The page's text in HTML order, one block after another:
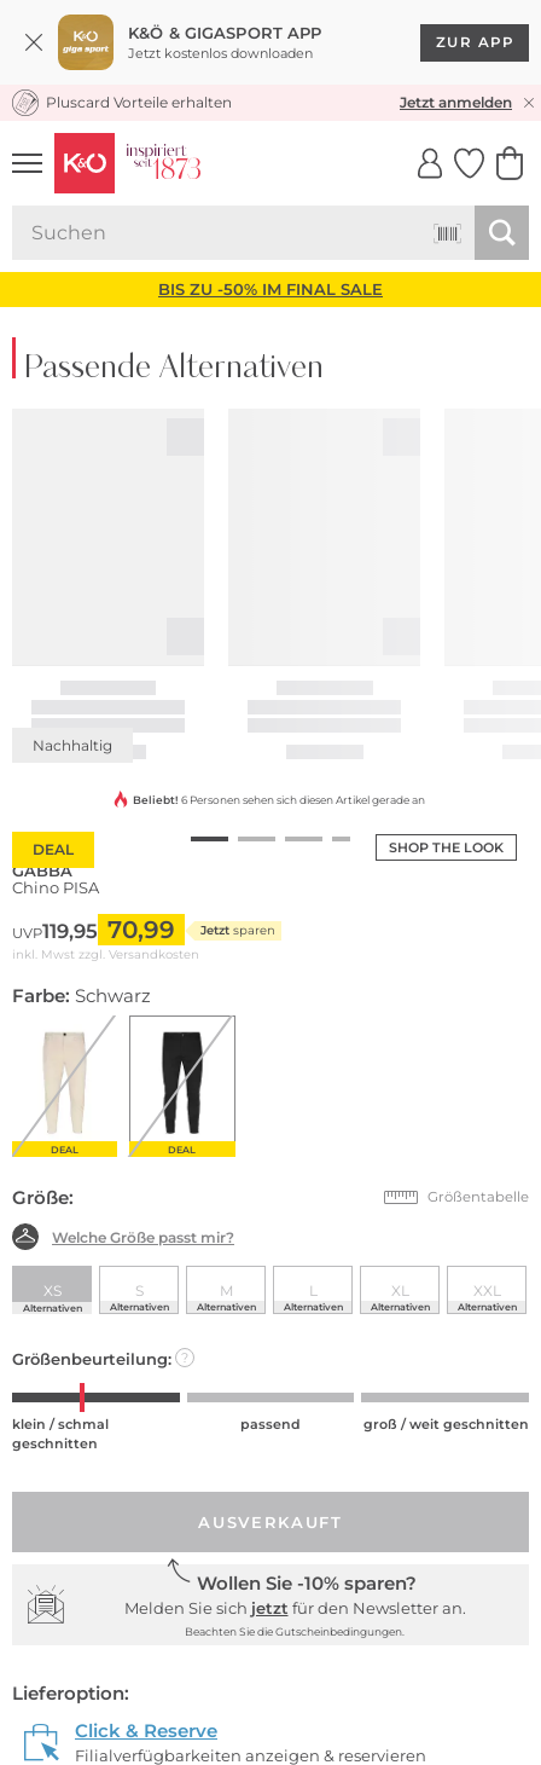
K&Ö & GIGASPORT APP
Jetzt kostenlos downloaden
ZUR APP
KOSTENLOSER VERSAND* & RÜCKVERSAND
Pluscard Vorteile erhalten Jetzt anmelden
UNSERE APP
CLICK &
BIS ZU -50% IM FINAL SALE
Passende Alternativen
SHOP THE LOOK
DEAL
Nachhaltig
Beliebt! 6 Personen sehen sich diesen Artikel gerade an
GABBA
Chino PISA
UVP119,95 70,99 Jetzt sparen
inkl. Mwst zzgl. Versandkosten
Farbe: Schwarz
DEAL DEAL
Größe: Größentabelle
Welche Größe passt mir?
XS
Alternativen
S
Alternativen
M
Alternativen
L
Alternativen
XL
Alternativen
XXL
Alternativen
Größenbeurteilung: ?
klein / schmal
geschnitten
passend groß / weit geschnitten
AUSVERKAUFT
Wollen Sie -10% sparen?
Melden Sie sich jetzt für den Newsletter an.
Beachten Sie die Gutscheinbedingungen.
Lieferoption:
Click & Reserve
Filialverfügbarkeiten anzeigen & reservieren